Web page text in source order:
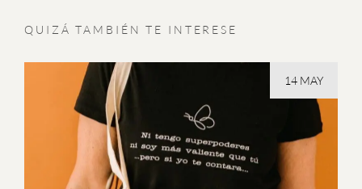
QUIZÁ TAMBIÉN TE INTERESE
14 MAY